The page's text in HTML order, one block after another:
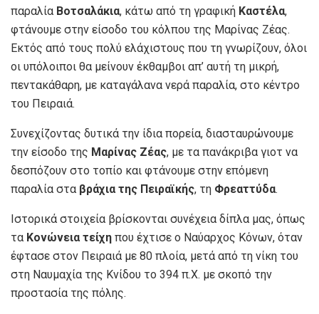
παραλία Βοτσαλάκια, κάτω από τη γραφική Καστέλα,
φτάνουμε στην είσοδο του κόλπου της Μαρίνας Ζέας.
Εκτός από τους πολύ ελάχιστους που τη γνωρίζουν, όλοι
οι υπόλοιποι θα μείνουν έκθαμβοι απ’ αυτή τη μικρή,
πεντακάθαρη, με καταγάλανα νερά παραλία, στο κέντρο
του Πειραιά.
Συνεχίζοντας δυτικά την ίδια πορεία, διασταυρώνουμε
την είσοδο της Μαρίνας Ζέας, με τα πανάκριβα γιοτ να
δεσπόζουν στο τοπίο και φτάνουμε στην επόμενη
παραλία στα βράχια της Πειραϊκής, τη Φρεαττύδα.
Ιστορικά στοιχεία βρίσκονται συνέχεια δίπλα μας, όπως
τα Κονώνεια τείχη που έχτισε ο Ναύαρχος Κόνων, όταν
έφτασε στον Πειραιά με 80 πλοία, μετά από τη νίκη του
στη Ναυμαχία της Κνίδου το 394 π.Χ. με σκοπό την
προστασία της πόλης.